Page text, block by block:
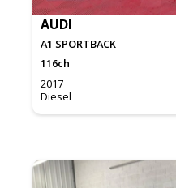
AUDI
A1 SPORTBACK
116ch
2017
Diesel